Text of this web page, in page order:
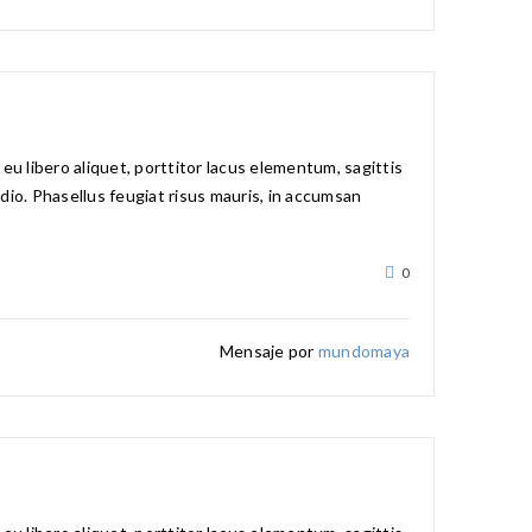
eu libero aliquet, porttitor lacus elementum, sagittis
Phasellus feugiat risus mauris, in accumsan
0
Mensaje por mundomaya